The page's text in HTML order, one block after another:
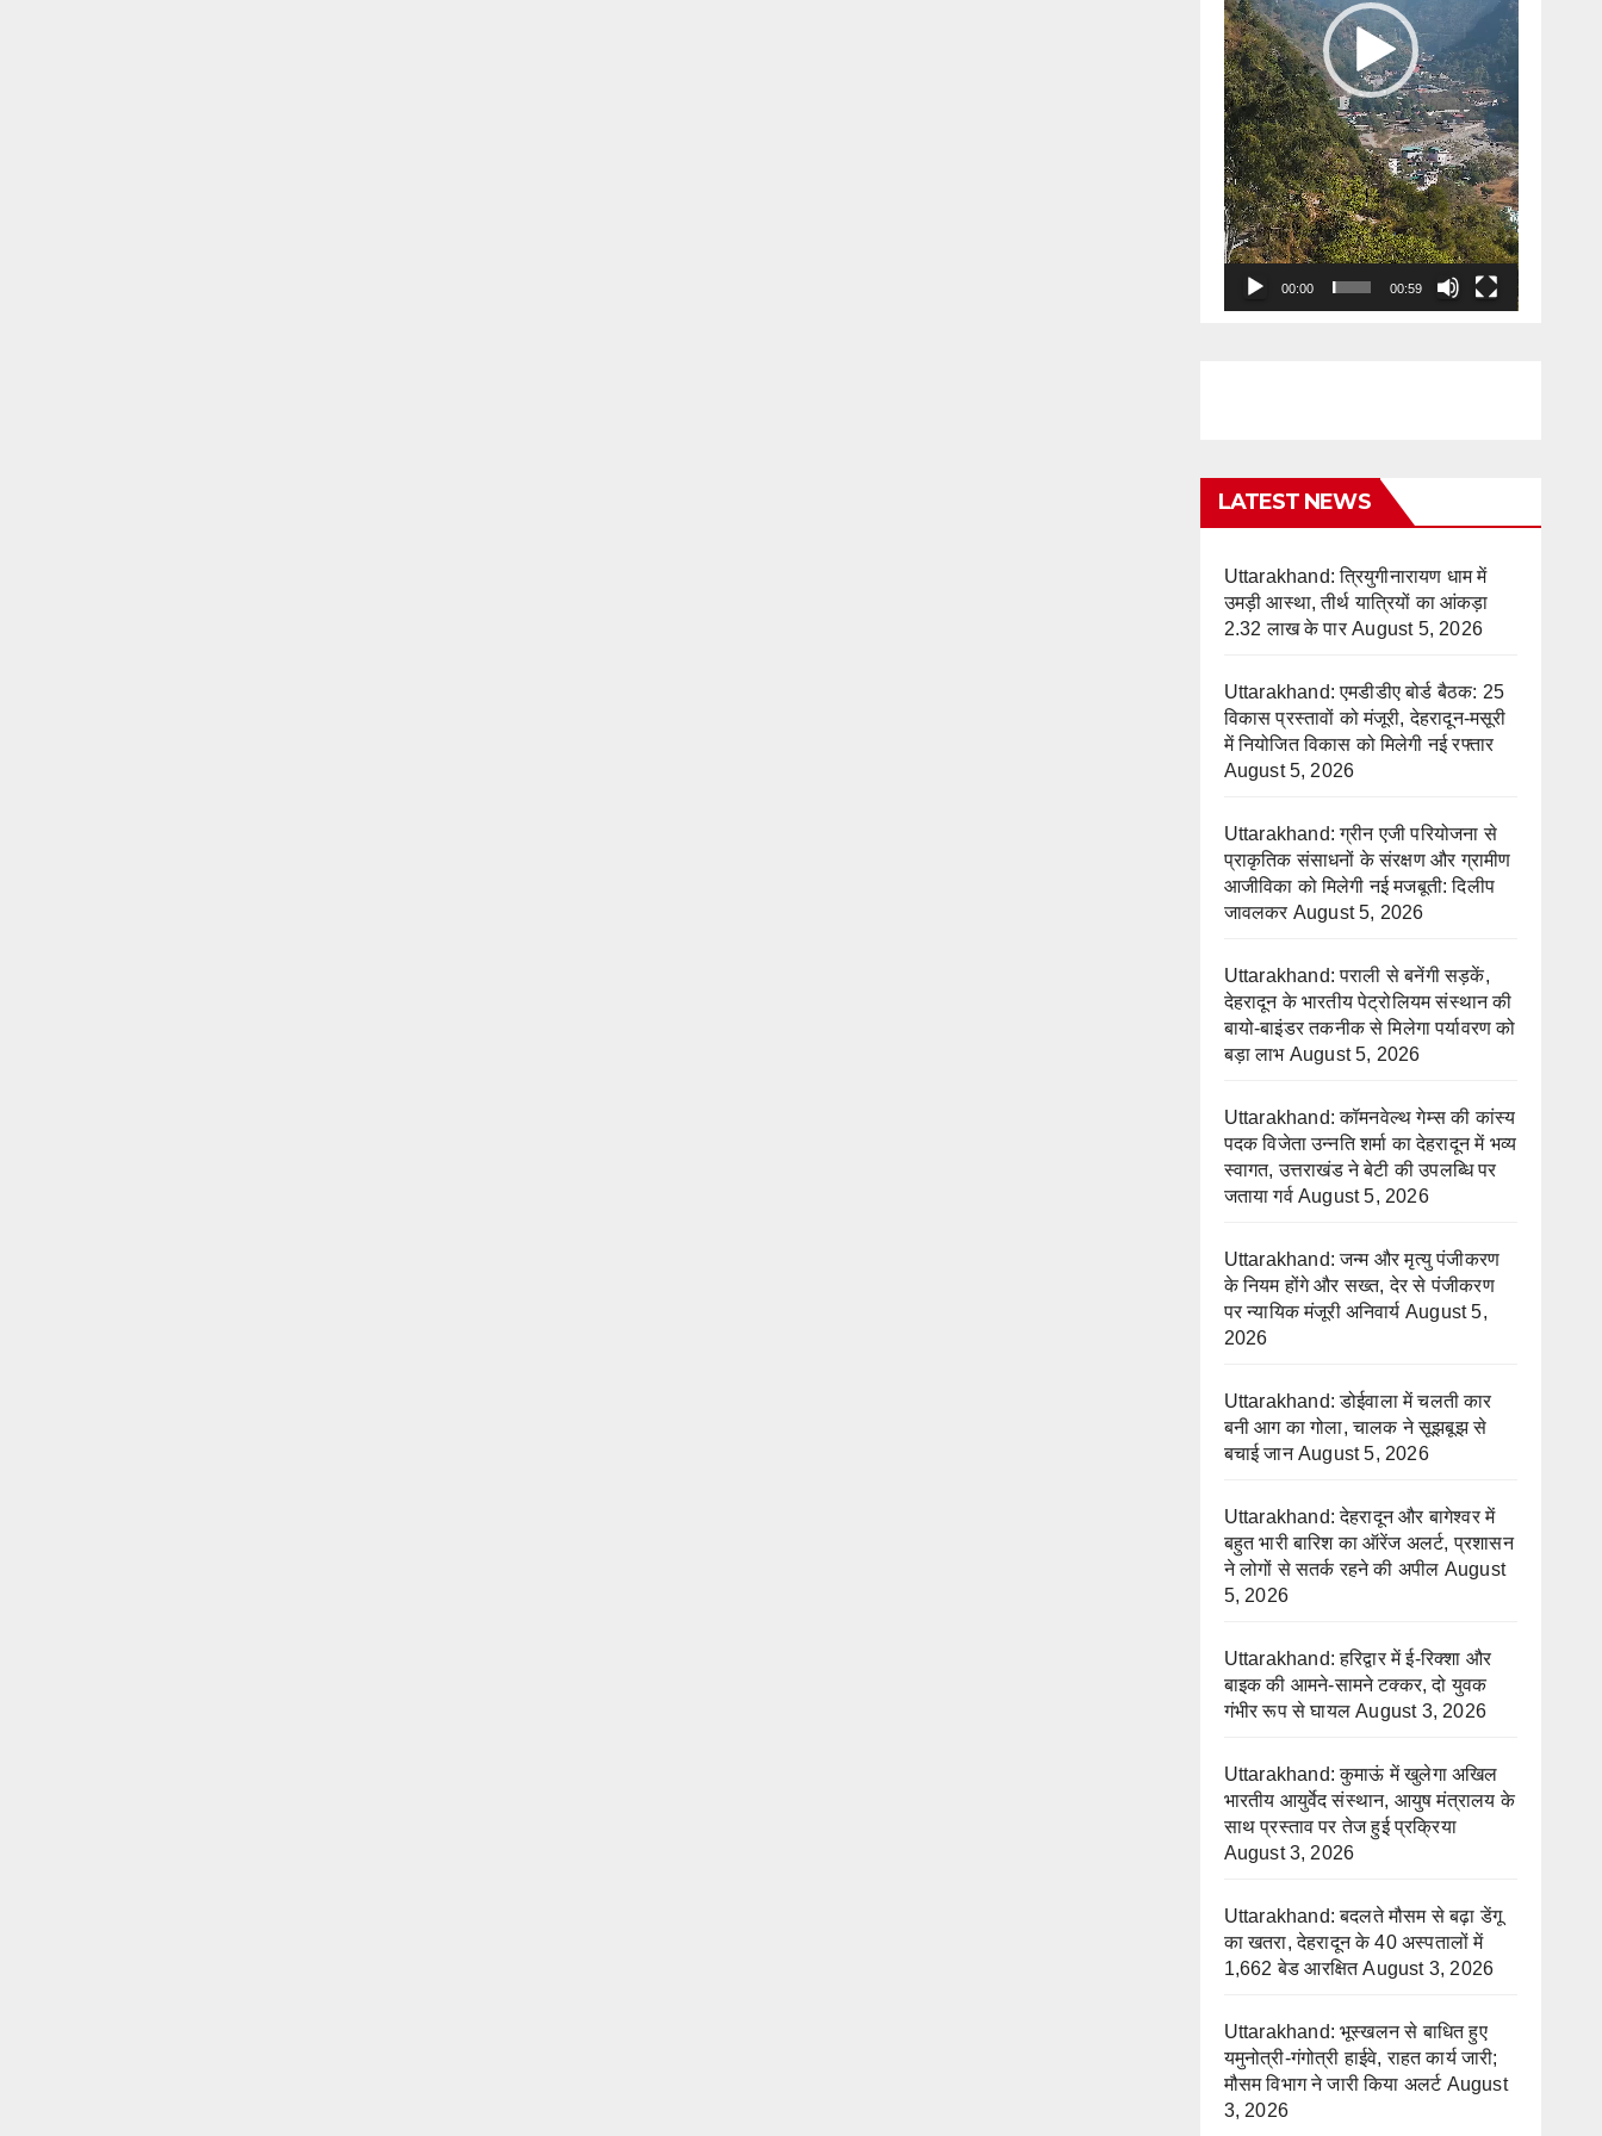
00:00 00:59
LATEST NEWS
Uttarakhand: त्रियुगीनारायण धाम में
उमड़ी आस्था, तीर्थ यात्रियों का आंकड़ा
2.32 लाख के पार August 5, 2026
Uttarakhand: एमडीडीए बोर्ड बैठक: 25
विकास प्रस्तावों को मंजूरी, देहरादून-मसूरी
में नियोजित विकास को मिलेगी नई रफ्तार
August 5, 2026
Uttarakhand: ग्रीन एजी परियोजना से
प्राकृतिक संसाधनों के संरक्षण और ग्रामीण
आजीविका को मिलेगी नई मजबूती: दिलीप
जावलकर August 5, 2026
Uttarakhand: पराली से बनेंगी सड़कें,
देहरादून के भारतीय पेट्रोलियम संस्थान की
बायो-बाइंडर तकनीक से मिलेगा पर्यावरण को
बड़ा लाभ August 5, 2026
Uttarakhand: कॉमनवेल्थ गेम्स की कांस्य
पदक विजेता उन्नति शर्मा का देहरादून में भव्य
स्वागत, उत्तराखंड ने बेटी की उपलब्धि पर
जताया गर्व August 5, 2026
Uttarakhand: जन्म और मृत्यु पंजीकरण
के नियम होंगे और सख्त, देर से पंजीकरण
पर न्यायिक मंजूरी अनिवार्य August 5,
2026
Uttarakhand: डोईवाला में चलती कार
बनी आग का गोला, चालक ने सूझबूझ से
बचाई जान August 5, 2026
Uttarakhand: देहरादून और बागेश्वर में
बहुत भारी बारिश का ऑरेंज अलर्ट, प्रशासन
ने लोगों से सतर्क रहने की अपील August
5, 2026
Uttarakhand: हरिद्वार में ई-रिक्शा और
बाइक की आमने-सामने टक्कर, दो युवक
गंभीर रूप से घायल August 3, 2026
Uttarakhand: कुमाऊं में खुलेगा अखिल
भारतीय आयुर्वेद संस्थान, आयुष मंत्रालय के
साथ प्रस्ताव पर तेज हुई प्रक्रिया
August 3, 2026
Uttarakhand: बदलते मौसम से बढ़ा डेंगू
का खतरा, देहरादून के 40 अस्पतालों में
1,662 बेड आरक्षित August 3, 2026
Uttarakhand: भूस्खलन से बाधित हुए
यमुनोत्री-गंगोत्री हाईवे, राहत कार्य जारी;
मौसम विभाग ने जारी किया अलर्ट August
3, 2026